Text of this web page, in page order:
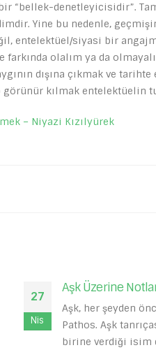
“bellek-denetleyicisidir”.
Yine bu nedenle,
entelektüel/siyasi bir
olalım ya da
dışına çıkmak ve tarihte
görünür kılmak entelektüelin
– Niyazi Kızılyürek
Eki
Popülizm
Avrupa
Rompuy 2010
Avrupa